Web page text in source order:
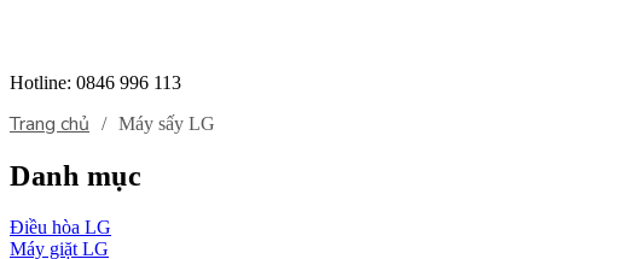
Hotline: 0846 996 113
Trang chủ / Máy sấy LG
Danh mục
Điều hòa LG
Máy giặt LG